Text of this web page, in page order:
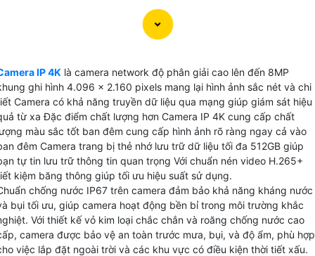
CMOS 8.0MP và khẩu độ nâng cấp F1.0, cho độ nhạy
lên đến 0.0008lux, mang lại hình ảnh ban đêm sáng
ảnh luôn rõ ràng. Camera cũng hỗ trợ công nghệ
giúp tìm kiếm đối tượng nhanh chóng và chính xác
Đây là lựa chọn hoàn hảo cho việc giám sát và bảo vệ
ninh.
IP 4K là camera network độ phân giải cao lên đến 8MP
ghi hình 4.096 x 2.160 pixels mang lại hình ảnh sắc nét và chi
Camera có khả năng truyền dữ liệu qua mạng giúp giám sát hiệu
từ xa Đặc điểm chất lượng hơn Camera IP 4K cung cấp chất
màu sắc tốt ban đêm cung cấp hình ảnh rõ ràng ngay cả vào
đêm Camera trang bị thẻ nhớ lưu trữ dữ liệu tối đa 512GB giúp
tự tin lưu trữ thông tin quan trọng Với chuẩn nén video H.265+
kiệm băng thông giúp tối ưu hiệu suất sử dụng.
chống nước IP67 trên camera đảm bảo khả năng kháng nước
bụi tối ưu, giúp camera hoạt động bền bỉ trong môi trường khắc
Với thiết kế vỏ kim loại chắc chắn và roăng chống nước cao
camera được bảo vệ an toàn trước mưa, bụi, và độ ẩm, phù hợp
việc lắp đặt ngoài trời và các khu vực có điều kiện thời tiết xấu.